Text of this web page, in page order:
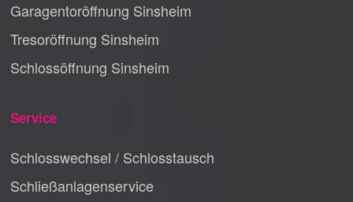
Garagentoröffnung Sinsheim
Tresoröffnung Sinsheim
Schlossöffnung Sinsheim
Service
Schlosswechsel / Schlosstausch
Schließanlagenservice